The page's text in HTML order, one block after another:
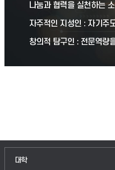
나눔과 협력을 실천하는
자주적인 지성인 : 자기주
창의적 탐구인 : 전문역량
대학
인문융합공공인재학부